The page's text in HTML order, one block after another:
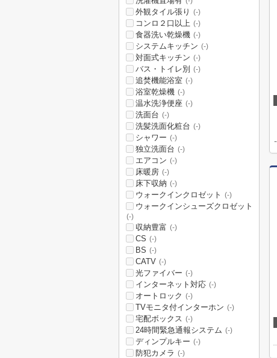
外観タイル張り (-)
コンロ２口以上 (-)
食器洗い乾燥機 (-)
システムキッチン (-)
対面式キッチン (-)
バス・トイレ別 (-)
追焚機能浴室 (-)
浴室乾燥機 (-)
温水洗浄便座 (-)
洗面台 (-)
洗髪洗面化粧台 (-)
シャワー (-)
独立洗面台 (-)
エアコン (-)
床暖房 (-)
床下収納 (-)
ウォークインクロゼット (-)
ウォークインシューズクロゼット
(-)
収納豊富 (-)
CS (-)
BS (-)
CATV (-)
光ファイバー (-)
インターネット対応 (-)
オートロック (-)
TVモニタ付インターホン (-)
宅配ボックス (-)
24時間緊急通報システム (-)
ディンプルキー (-)
防犯カメラ (-)